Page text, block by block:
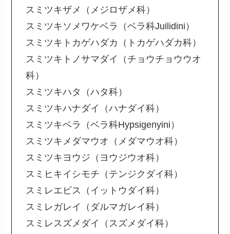
スミツキザメ（メジロザメ科）
スミツキソメワケベラ（ベラ科Juilidini）
スミツキトカゲハダカ（トカゲハダカ科）
スミツキトノサマダイ（チョウチョウウオ
科）
スミツキハタ（ハタ科）
スミツキハナダイ（ハナダイ科）
スミツキベラ（ベラ科Hypsigenyini）
スミツキメダマウオ（メダマウオ科）
スミツキヨウジ（ヨウジウオ科）
スミヒキイシモチ（テンジクダイ科）
スミレエビス（イットウダイ科）
スミレガレイ（ダルマガレイ科）
スミレスズメダイ（スズメダイ科）